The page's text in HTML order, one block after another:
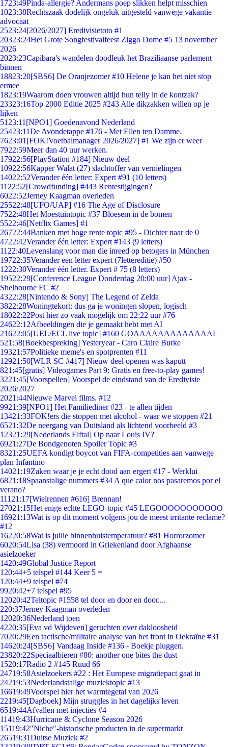
1723:49Pinda-allergie? Andermans poep slikken helpt misschien
1023:38Rechtszaak dodelijk ongeluk uitgesteld vanwege vakantie
advocaat
2523:24[2026/2027] Eredivisietoto #1
20323:24Het Grote Songfestivalfeest Ziggo Dome #5 13 november
2026
2023:23Capibara's wandelen doodleuk het Braziliaanse parlement
binnen
18823:20[SBS6] De Oranjezomer #10 Helene je kan het niet stop
ermee
1823:19Waarom doen vrouwen altijd hun telly in de kontzak?
23323:16Top 2000 Editie 2025 #243 Alle dikzakken willen op je
lijken
51 23:11 [NPO1] Goedenavond Nederland
25423:11De Avondetappe #176 - Met Ellen ten Damme.
7623:01 [FOK!Voetbalmanager 2026/2027] #1 We zijn er weer
7922:59Meer dan 40 uur werken.
17922:56[PlayStation #184] Nieuw deel
10922:56Kapper Walat (27) slachtoffer van vernielingen
14022:52Verander één letter: Expert #91 (10 letters)
11 22:52[Crowdfunding] #443 Rentestijgingen?
6022:52Jerney Kaagman overleden
25522:48[UFO/UAP] #16 The Age of Disclosure
7522:48Het Moestuintopic #37 Bloesem in de bomen
5522:46[Netflix Games] #1
26722:44Banken met hoge rente topic #95 - Dichter naar de 0
4722:42Verander één letter: Expert #143 (9 letters)
11 22:40Levenslang voor man die inreed op betogers in München
19722:35Verander een letter expert (7lettereditie) #50
1222:30Verander één letter. Expert # 75 (8 letters)
19522:29[Conference League Donderdag 20:00 uur] Ajax -
Shelbourne FC #2
4322:28[Nintendo & Sony] The Legend of Zelda
3822:28Woningtekort: dus ga je woningen slopen, logisch
18022:22Post hier zo vaak mogelijk om 22:22 uur #76
24622:12Afbeeldingen die je gemaakt hebt met AI
21622:05[UEL/ECL live topic] #160 GOAAAAAAAAAAAAAL
521:58[Boekbespreking] Yesteryear - Caro Claire Burke
19321:57Politieke meme's en spotprenten #11
12921:50[WLR SC #417] Nieuw deel openen was kaputt
821:45[gratis] Videogames Part 9: Gratis en free-to-play games!
3221:45[Voorspellen] Voorspel de eindstand van de Eredivisie
2026/2027
2021:44Nieuwe Marvel films. #12
9921:39[NPO1] Het Familiediner #23 - te allen tijden
13421:33FOK!ers die stoppen met alcohol - waar we stoppen #21
6521:32De neergang van Duitsland als lichtend voorbeeld #3
12321:29[Nederlands Elftal] Op naar Louis IV?
6921:27De Bondgenoten Spoiler Topic #3
8321:25UEFA kondigt boycot van FIFA-competities aan vanwege
plan Infantino
14021:19Zaken waar je je echt dood aan ergert #17 - Werklui
6821:18Spaanstalige nummers #34 A que calor nos pasaremos por el
verano?
111 21:17[Wielrennen #616] Brennan!
27021:15Het enige echte LEGO-topic #45 LEGOOOOOOOOOOO
16921:13Wat is op dit moment volgens jou de meest irritante reclame?
#12
16220:58Wat is jullie binnenhuistemperatuur? #81 Horrorzomer
6020:54Lisa (38) vermoord in Griekenland door Afghaanse
asielzoeker
1420:49Global Justice Report
1 20:44+5 telspel #144 Keer 5 =
1 20:44+9 telspel #74
9920:42+7 telspel #95
12020:42Teltopic #1558 tel door en door en door....
220:37Jerney Kaagman overleden
12020:36Nederland toen
4220:35[Eva vd Wijdeven] geruchten over dakloosheid
7020:29Een tactische/militaire analyse van het front in Oekraïne #31
14620:24[SBS6] Vandaag Inside #136 - Boekje pluggen.
23820:22Speciaalbieren #80: another one bites the dust
1520:17Radio 2 #145 Ruud 66
24719:58Asielzoekers #22 : Het Europese migratiepact gaat in
24219:53Nederlandstalige muziektopic #13
16619:49Voorspel hier het warmtegetal van 2026
2219:45[Dagboek] Mijn struggles in het dagelijks leven
6519:44Afvallen met injecties #4
11419:43Hurricane & Cyclone Season 2026
15119:42"Niche"-historische producten in de supermarkt
26519:31Duitse Muziek #2